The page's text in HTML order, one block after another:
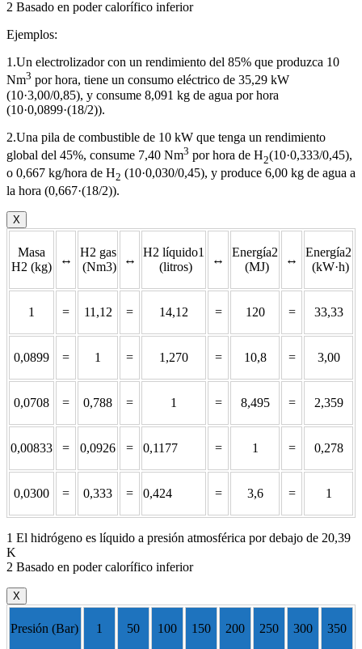
2 Basado en poder calorífico inferior
Ejemplos:
1.Un electrolizador con un rendimiento del 85% que produzca 10
Nm3 por hora, tiene un consumo eléctrico de 35,29 kW
(10·3,00/0,85), y consume 8,091 kg de agua por hora
(10·0,0899·(18/2)).
2.Una pila de combustible de 10 kW que tenga un rendimiento
global del 45%, consume 7,40 Nm3 por hora de H2(10·0,333/0,45),
o 0,667 kg/hora de H2 (10·0,030/0,45), y produce 6,00 kg de agua a
la hora (0,667·(18/2)).
X
Masa
H2 (kg)
↔
H2 gas
(Nm3)
↔
H2 líquido1
(litros)
↔
Energía2
(MJ)
↔
Energía2
(kW·h)
1 = 11,12 = 14,12 = 120 = 33,33
0,0899 = 1 = 1,270 = 10,8 = 3,00
0,0708 = 0,788 = 1 = 8,495 = 2,359
0,00833 = 0,0926 = 0,1177 = 1 = 0,278
0,0300 = 0,333 = 0,424 = 3,6 = 1
1 El hidrógeno es líquido a presión atmosférica por debajo de 20,39
K
2 Basado en poder calorífico inferior
X
Presión (Bar) 1 50 100 150 200 250 300 350